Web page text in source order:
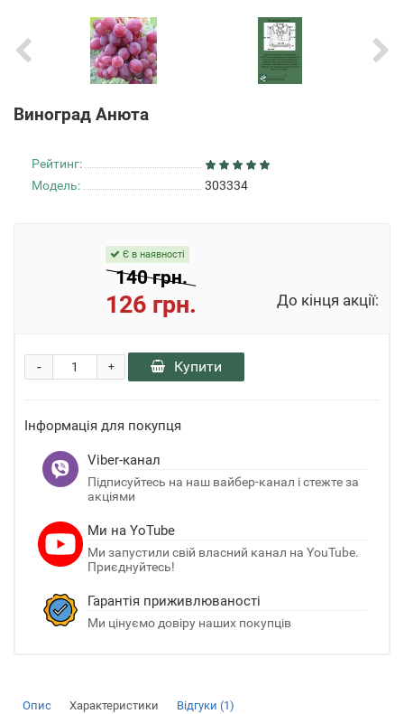
Виноград Анюта
Рейтинг:
Модель:
303334
Є в наявності
140 грн.
126 грн. До кінця акції:
+
- Купити
Інформація для покупця
Viber-канал
Підписуйтесь на наш вайбер-канал і стежте за
акціями
Ми на YoTube
Ми запустили свій власний канал на YouTube.
Приєднуйтесь!
Гарантія приживлюваності
Ми цінуємо довіру наших покупців
Опис Характеристики Відгуки (1)